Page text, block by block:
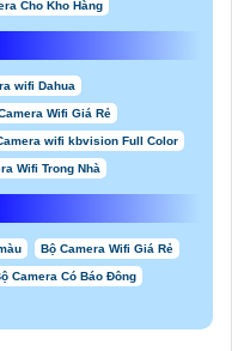
Cho Kho Hàng
wifi Dahua
Wifi Giá Rẻ
wifi kbvision Full Color
Wifi Trong Nhà
Bộ Camera Wifi Giá Rẻ
Camera Có Báo Đông